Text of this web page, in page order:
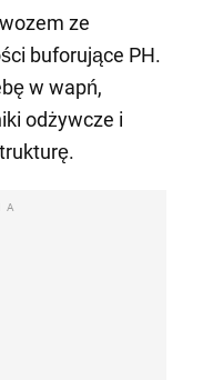
ze
buforujące PH.
w wapń,
odżywcze i